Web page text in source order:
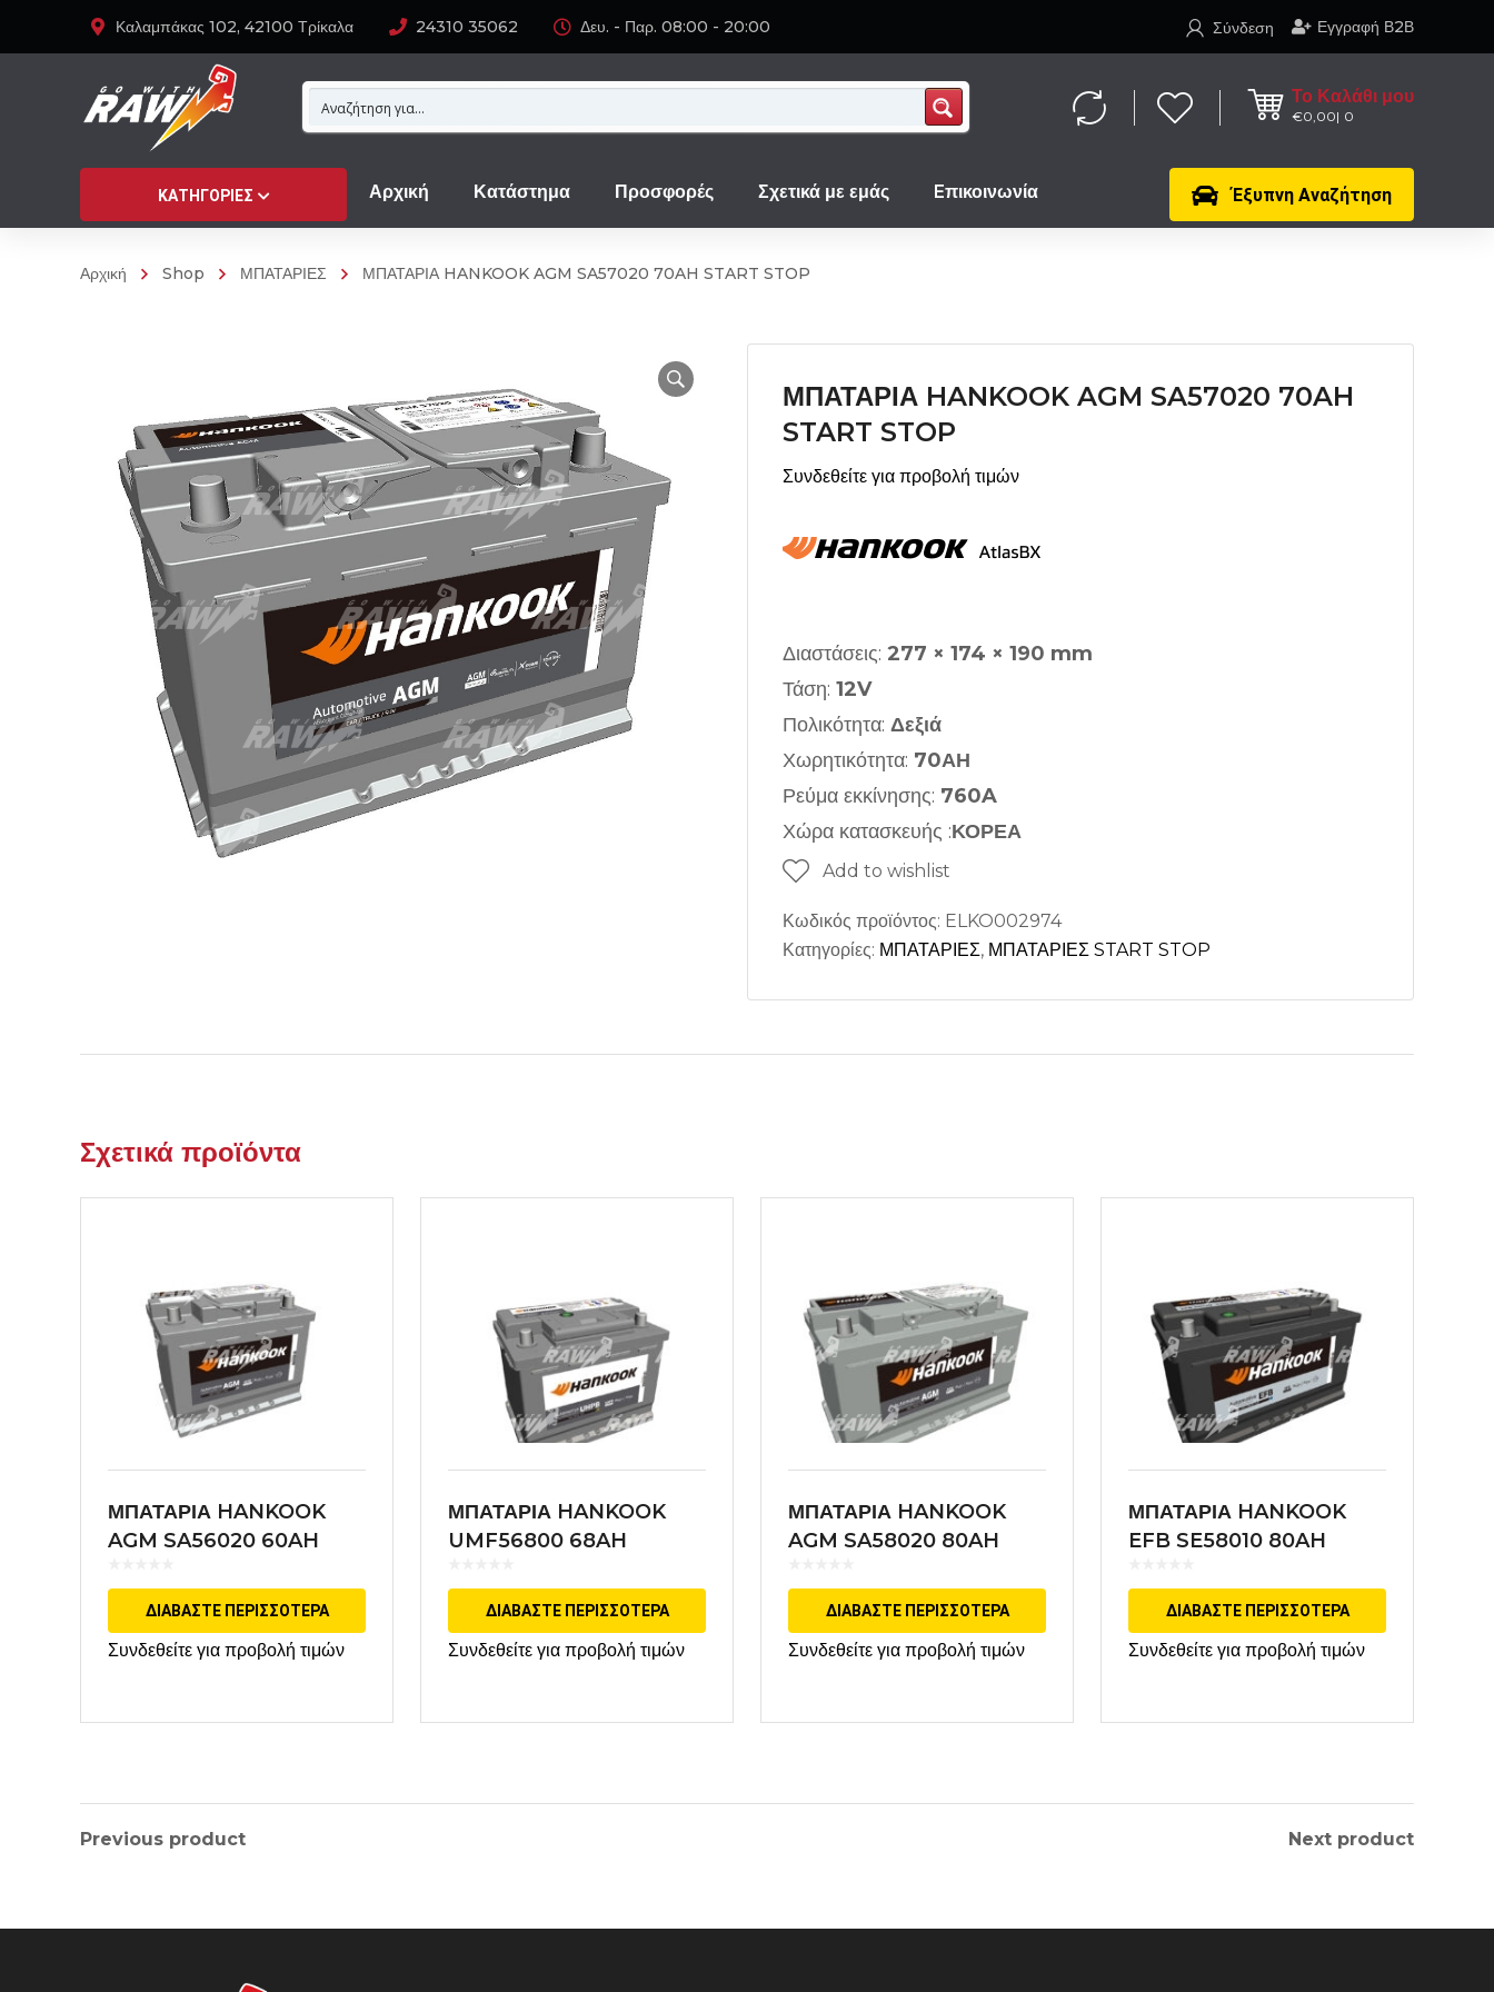
Καλαμπάκας 102, 42100 Τρίκαλα 24310 35062 Δευ. - Παρ. 08:00 - 20:00 Εγγραφή Β2Β
Σύνδεση
Το Καλάθι μου
€0,00 0
Έξυπνη Αναζήτηση
ΚΑΤΗΓΟΡΊΕΣ Αρχική Κατάστημα Προσφορές Σχετικά με εμάς Eπικοινωνία
Αρχική Shop ΜΠΑΤΑΡΙΕΣ ΜΠΑΤΑΡΙΑ HANKOOK AGM SA57020 70AH START STOP
ΜΠΑΤΑΡΙΑ HANKOOK AGM SA57020 70AH
START STOP
Συνδεθείτε για προβολή τιμών
Διαστάσεις: 277 × 174 × 190 mm
Τάση: 12V
Πολικότητα: Δεξιά
Χωρητικότητα: 70ΑΗ
Ρεύμα εκκίνησης: 760A
Χώρα κατασκευής :ΚΟΡΕΑ
Add to wishlist
Κωδικός προϊόντος: ELKO002974
Κατηγορίες: ΜΠΑΤΑΡΙΕΣ, ΜΠΑΤΑΡΙΕΣ START STOP
Σχετικά προϊόντα
ΜΠΑΤΑΡΙΑ HANKOOK
AGM SA56020 60AH
ΔΙΑΒΆΣΤΕ ΠΕΡΙΣΣΌΤΕΡΑ
Συνδεθείτε για προβολή τιμών
ΜΠΑΤΑΡΙΑ HANKOOK
UMF56800 68AH
ΔΙΑΒΆΣΤΕ ΠΕΡΙΣΣΌΤΕΡΑ
Συνδεθείτε για προβολή τιμών
ΜΠΑΤΑΡΙΑ HANKOOK
AGM SA58020 80AH
ΔΙΑΒΆΣΤΕ ΠΕΡΙΣΣΌΤΕΡΑ
Συνδεθείτε για προβολή τιμών
ΜΠΑΤΑΡΙΑ HANKOOK
EFB SE58010 80AH
ΔΙΑΒΆΣΤΕ ΠΕΡΙΣΣΌΤΕΡΑ
Συνδεθείτε για προβολή τιμών
Previous product Next product